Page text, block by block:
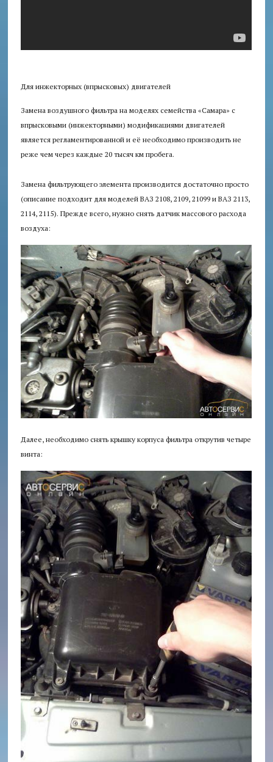
Для инжекторных (впрысковых) двигателей
Замена воздушного фильтра на моделях семейства «Самара» с
впрысковыми (инжекторными) модификациями двигателей
является регламентированной и её необходимо производить не
реже чем через каждые 20 тысяч км пробега.
Замена фильтрующего элемента производится достаточно просто
(описание подходит для моделей ВАЗ 2108, 2109, 21099 и ВАЗ 2113,
2114, 2115). Прежде всего, нужно снять датчик массового расхода
воздуха:
Далее, необходимо снять крышку корпуса фильтра открутив четыре
винта: